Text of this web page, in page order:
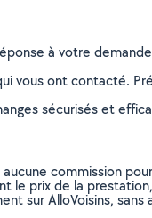
à votre
vous ont contacté.
sécurisés et
commission
le prix de la
sur AlloVoisins, sans